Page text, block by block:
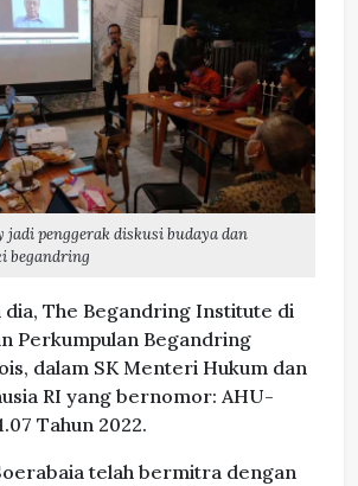
jadi penggerak diskusi budaya dan
begandring
dia, The Begandring Institute di
Perkumpulan Begandring
dalam SK Menteri Hukum dan
RI yang bernomor: AHU-
Tahun 2022.
telah bermitra dengan